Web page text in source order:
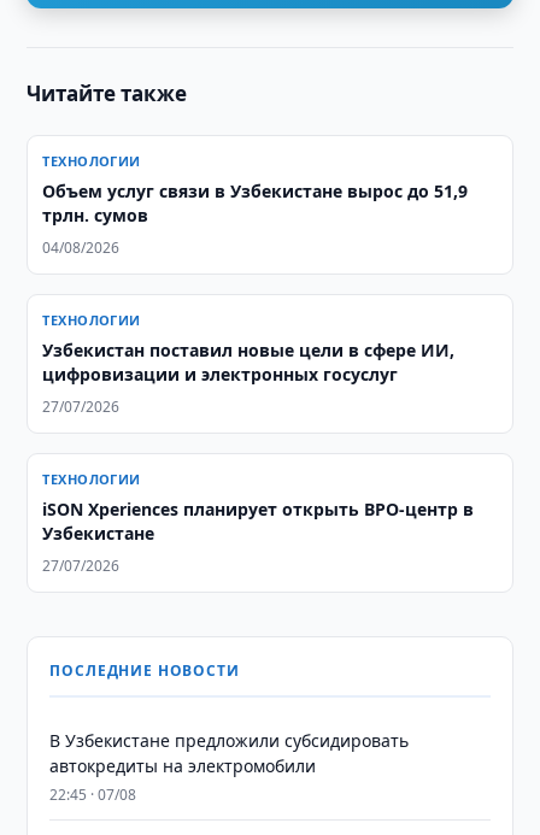
Читайте также
ТЕХНОЛОГИИ
Объем услуг связи в Узбекистане вырос до 51,9
трлн. сумов
04/08/2026
ТЕХНОЛОГИИ
Узбекистан поставил новые цели в сфере ИИ,
цифровизации и электронных госуслуг
27/07/2026
ТЕХНОЛОГИИ
iSON Xperiences планирует открыть BPO-центр в
Узбекистане
27/07/2026
ПОСЛЕДНИЕ НОВОСТИ
В Узбекистане предложили субсидировать
автокредиты на электромобили
22:45 · 07/08